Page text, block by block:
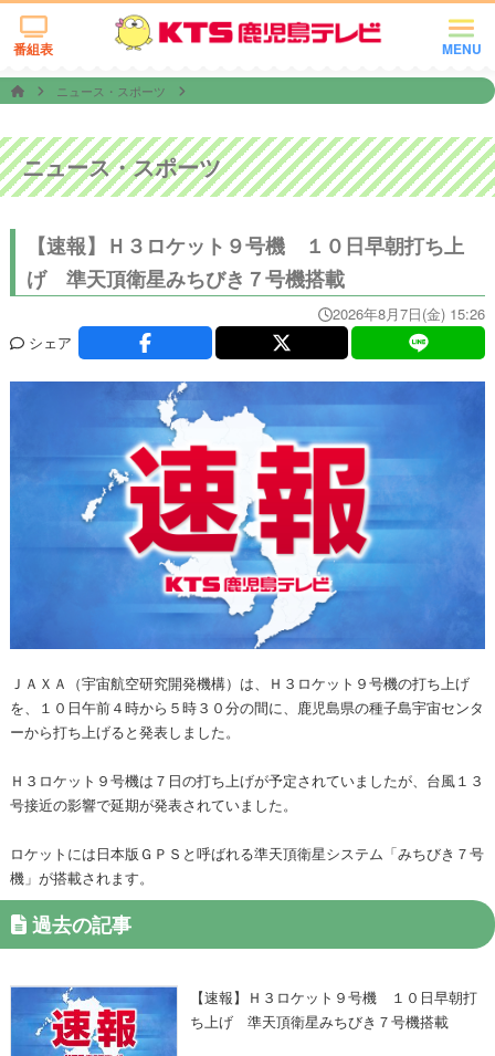
MENU
番組表
ニュース・スポーツ
ニュース・スポーツ
【速報】Ｈ３ロケット９号機 １０日早朝打ち上
げ 準天頂衛星みちびき７号機搭載
2026年8月7日(金) 15:26
シェア
ＪＡＸＡ（宇宙航空研究開発機構）は、Ｈ３ロケット９号機の打ち上げ
を、１０日午前４時から５時３０分の間に、鹿児島県の種子島宇宙センタ
ーから打ち上げると発表しました。
Ｈ３ロケット９号機は７日の打ち上げが予定されていましたが、台風１３
号接近の影響で延期が発表されていました。
ロケットには日本版ＧＰＳと呼ばれる準天頂衛星システム「みちびき７号
機」が搭載されます。
過去の記事
【速報】Ｈ３ロケット９号機 １０日早朝打
ち上げ 準天頂衛星みちびき７号機搭載